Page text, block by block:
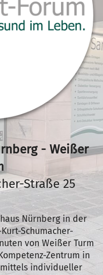
- Weißer
Straße 25
Nürnberg in der
Schumacher-
von Weißer Turm
Zentrum in
mittels individueller